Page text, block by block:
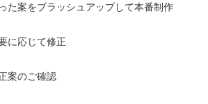
た案をブラッシュアップして本番制作
に応じて修正
案のご確認